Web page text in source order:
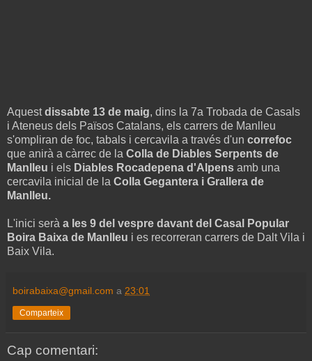
Aquestdissabte 13 de maig, dins la 7a Trobada de Casals
i Ateneus dels Països Catalans, els carrers de Manlleu
s'ompliran de foc, tabals i cercavila a través d'un correfoc
que anirà a càrrec de la Colla de Diables Serpents de
Manlleu i els Diables Rocadepena d'Alpens amb una
cercavila inicial de la Colla Gegantera i Grallera de
Manlleu.
L'inici serà a les 9 del vespre davant del Casal Popular
Boira Baixa de Manlleu i es recorreran carrers de Dalt Vila i
Baix Vila.
boirabaixa@gmail.com a 23:01
Comparteix
Cap comentari: